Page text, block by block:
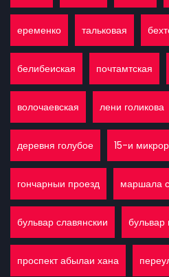
еременко тальковая
белибеиская почтамтская
волочаевская лени голикова
деревня голубое 15-и
гончарныи проезд маршала
бульвар славянскии бульвар
проспект абылаи хана